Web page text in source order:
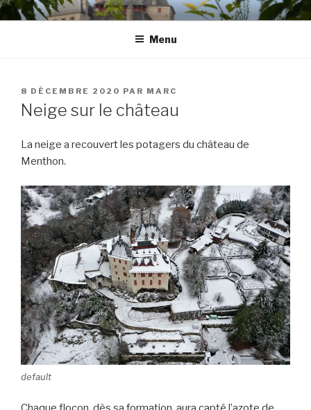
Aller
au
LE POTAGER DU CHÂTEAU DE
Menu
PUBLIÉ
LE
8 DÉCEMBRE 2020 PAR MARC
Neige sur le château
La neige a recouvert les potagers du château de
Menthon.
default